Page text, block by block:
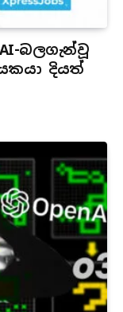
AI-බලගැන්වූ
දියත්